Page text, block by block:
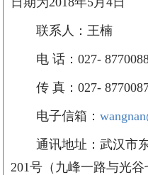
联系人：王楠
电 话： 027-
传 真： 027-
电子信箱：
通讯地址：武汉市东
201号（九峰一路与光